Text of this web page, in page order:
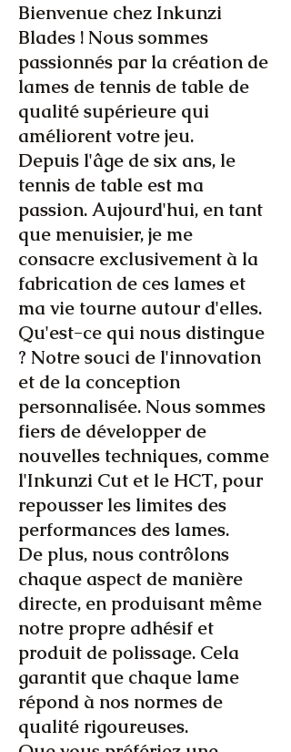
Bienvenue chez Inkunzi
Blades ! Nous sommes
passionnés par la création de
lames de tennis de table de
qualité supérieure qui
améliorent votre jeu.
Depuis l'âge de six ans, le
tennis de table est ma
passion. Aujourd'hui, en tant
que menuisier, je me
consacre exclusivement à la
fabrication de ces lames et
ma vie tourne autour d'elles.
Qu'est-ce qui nous distingue
? Notre souci de l'innovation
et de la conception
personnalisée. Nous sommes
fiers de développer de
nouvelles techniques, comme
l'Inkunzi Cut et le HCT, pour
repousser les limites des
performances des lames.
De plus, nous contrôlons
chaque aspect de manière
directe, en produisant même
notre propre adhésif et
produit de polissage. Cela
garantit que chaque lame
répond à nos normes de
qualité rigoureuses.